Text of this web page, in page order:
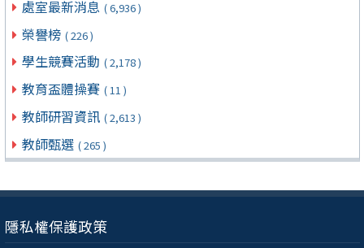
處室最新消息 ( 6,936 )
榮譽榜 ( 226 )
學生競賽活動 ( 2,178 )
教育盃體操賽 ( 11 )
教師研習資訊 ( 2,613 )
教師甄選 ( 265 )
隱私權保護政策